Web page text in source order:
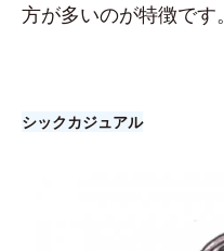
方が多いのが特徴です。
シックカジュアル